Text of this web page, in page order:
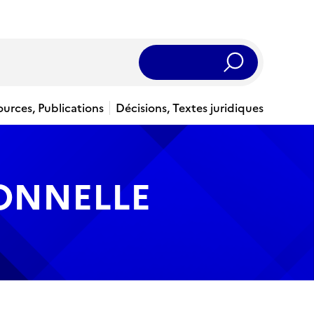
Rechercher
Publications
Décisions, Textes juridiques